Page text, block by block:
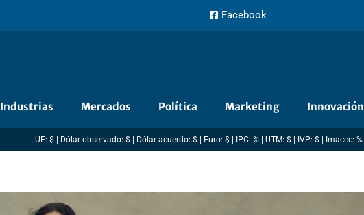
Facebook
Industrias Mercados Política Marketing Innovación
UF: $ | Dólar observado: $ | Dólar acuerdo: $ | Euro: $ | IPC: % | UTM: $ | IVP: $ | Imacec: %